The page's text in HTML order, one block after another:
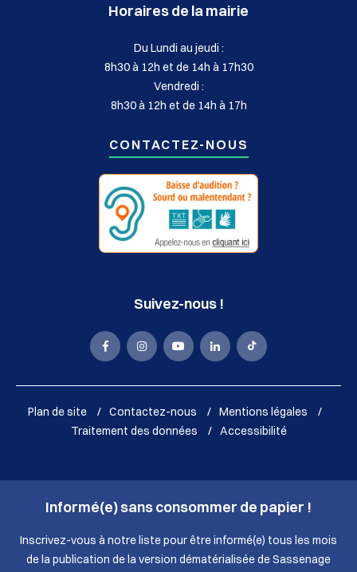
Horaires de la mairie
Du Lundi au jeudi :
8h30 à 12h et de 14h à 17h30
Vendredi :
8h30 à 12h et de 14h à 17h
CONTACTEZ-NOUS
Suivez-nous !
La
Sassenage
Facebook
(nouvelle
fenêtre)
La
Sassenage
Instagram
(nouvelle
fenêtre)
La
Sassenage
Youtube
(nouvelle
fenêtre)
La
Sassenage
LinkedIn
(nouvelle
fenêtre)
La
Sassenage
Tik
Tok
(nouvelle
fenêtre)
Plan de site Contactez-nous
Mentions légales
Traitement des données
Accessibilité
Informé(e) sans consommer de papier !
Inscrivez-vous à notre liste pour être informé(e) tous les mois
de la publication de la version dématérialisée de Sassenage